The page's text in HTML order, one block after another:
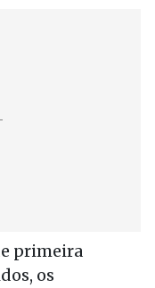
primeira
os